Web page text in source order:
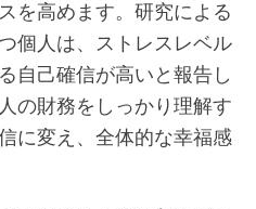
を高めます。研究による
個人は、ストレスレベル
自己確信が高いと報告し
の財務をしっかり理解す
に変え、全体的な幸福感